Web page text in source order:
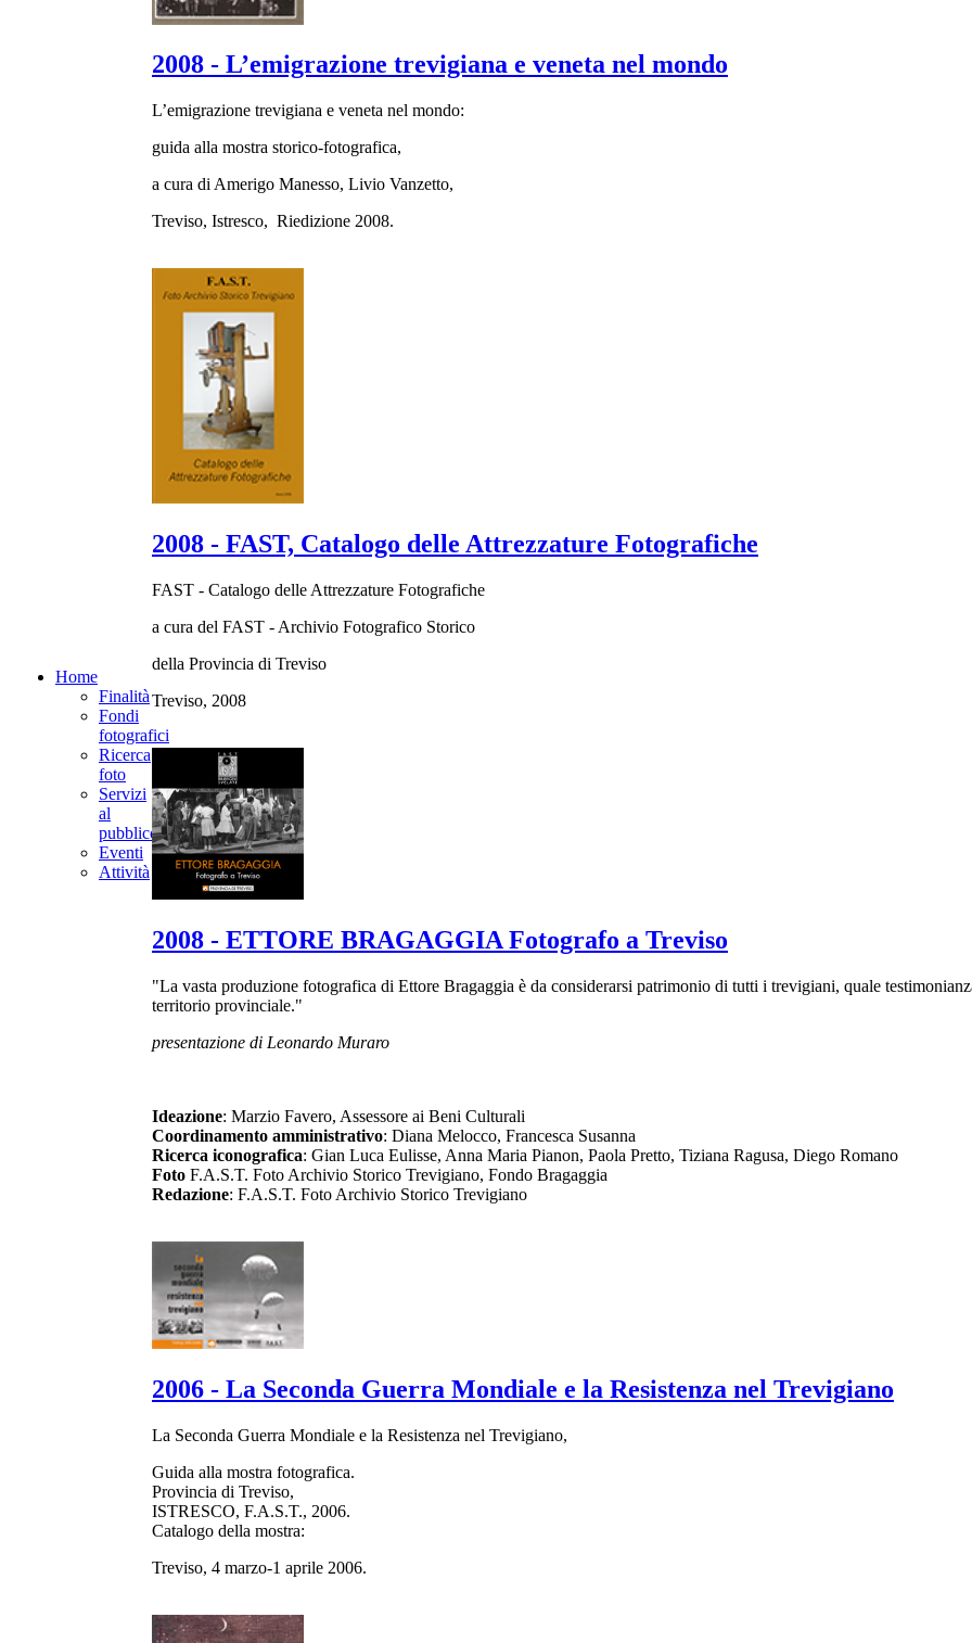
Home
Finalità
Fondi
fotografici
Ricerca
foto
Servizi
al
pubblico
Eventi
Attività
2008 - L’emigrazione trevigiana e veneta nel mondo
L’emigrazione trevigiana e veneta nel mondo:
guida alla mostra storico-fotografica,
a cura di Amerigo Manesso, Livio Vanzetto,
Treviso, Istresco, Riedizione 2008.
2008 - FAST, Catalogo delle Attrezzature Fotografiche
FAST - Catalogo delle Attrezzature Fotografiche
a cura del FAST - Archivio Fotografico Storico
della Provincia di Treviso
Treviso, 2008
2008 - ETTORE BRAGAGGIA Fotografo a Treviso
"La vasta produzione fotografica di Ettore Bragaggia è da considerarsi patrimonio di tutti i trevigiani, quale
territorio provinciale."
presentazione di Leonardo Muraro
Ideazione: Marzio Favero, Assessore ai Beni Culturali
Coordinamento amministrativo: Diana Melocco, Francesca Susanna
Ricerca iconografica: Gian Luca Eulisse, Anna Maria Pianon, Paola Pretto, Tiziana Ragusa, Diego Romano
Foto F.A.S.T. Foto Archivio Storico Trevigiano, Fondo Bragaggia
Redazione: F.A.S.T. Foto Archivio Storico Trevigiano
2006 - La Seconda Guerra Mondiale e la Resistenza nel Trevigiano
La Seconda Guerra Mondiale e la Resistenza nel Trevigiano,
Guida alla mostra fotografica.
Provincia di Treviso,
ISTRESCO, F.A.S.T., 2006.
Catalogo della mostra:
Treviso, 4 marzo-1 aprile 2006.